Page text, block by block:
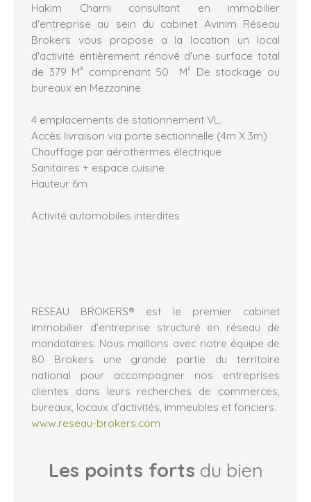
Hakim Charni consultant en immobilier
d'entreprise au sein du cabinet Avinim Réseau
Brokers vous propose a la location un local
d'activité entièrement rénové d'une surface total
de 379 M² comprenant 50 M² De stockage ou
bureaux en Mezzanine
4 emplacements de stationnement VL.
Accès livraison via porte sectionnelle (4m X 3m)
Chauffage par aérothermes électrique
Sanitaires + espace cuisine
Hauteur 6m
Activité automobiles interdites
RESEAU BROKERS® est le premier cabinet
immobilier d’entreprise structuré en réseau de
mandataires. Nous maillons avec notre équipe de
80 Brokers une grande partie du territoire
national pour accompagner nos entreprises
clientes dans leurs recherches de commerces,
bureaux, locaux d’activités, immeubles et fonciers.
www.reseau-brokers.com
Les points forts du bien